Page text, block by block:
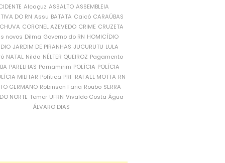
Alcaçuz ASSALTO ASSEMBLEIA
DO RN Assu BATATA Caicó CARAÚBAS
CORONEL AZEVEDO CRIME CRUZETA
novos Dilma Governo do RN HOMICÍDIO
JARDIM DE PIRANHAS JUCURUTU LULA
NATAL Nilda NÉLTER QUEIROZ Pagamento
PARELHAS Parnamirim POLÍCIA POLÍCIA
MILITAR Política PRF RAFAEL MOTTA RN
GERMANO Robinson Faria Roubo SERRA
NORTE Temer UFRN Vivaldo Costa Água
ÁLVARO DIAS